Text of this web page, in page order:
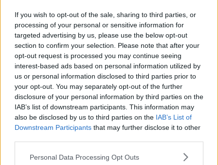
If you wish to opt-out of the sale, sharing to third parties, or
processing of your personal or sensitive information for
targeted advertising by us, please use the below opt-out
section to confirm your selection. Please note that after your
opt-out request is processed you may continue seeing
interest-based ads based on personal information utilized by
us or personal information disclosed to third parties prior to
your opt-out. You may separately opt-out of the further
disclosure of your personal information by third parties on the
IAB’s list of downstream participants. This information may
also be disclosed by us to third parties on the IAB’s List of
Downstream Participants that may further disclose it to other
Personal Data Processing Opt Outs
AREZZO —Nuove Acque ha programmato un intervento di
manutenzione allarete idrica di via Tarlatiad Arezzo.
I lavori verranno eseguiti nella nottetra martedì 16 e mercoledì 17
marzo, da mezzanotte alle 5, quando sarà necessariosospendere
temporaneamentel’erogazione in via Tarlati, via Buonconte da
Montefeltro, via Fontebranda, via della Cella, via Campaldino, via
Porta San Biagio, via Pietramala, via Certomondo, via P. da
Palestrina, Villaggio Oriente e via Gregorio X.